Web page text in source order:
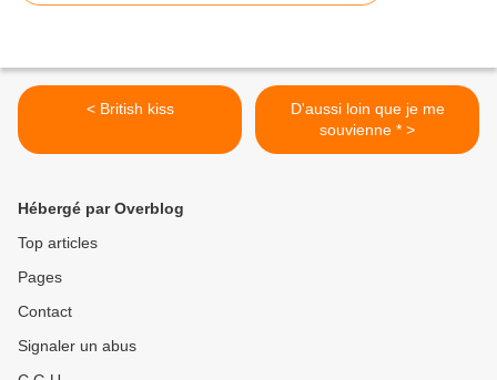
< British kiss
D'aussi loin que je me
souvienne * >
Hébergé par Overblog
Top articles
Pages
Contact
Signaler un abus